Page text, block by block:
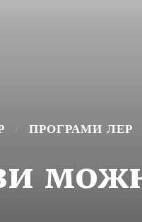
ПРОГРАМИ ЛЕР